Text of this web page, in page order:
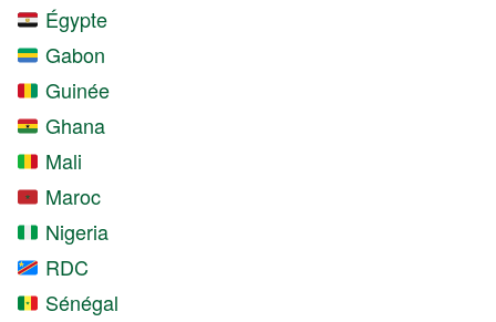
Égypte
Gabon
Guinée
Ghana
Mali
Maroc
Nigeria
RDC
Sénégal